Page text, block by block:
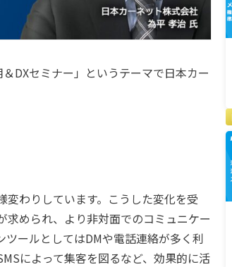
DXセミナー」というテーマで日本カー
わりしています。こうした変化を受
められ、より非対面でのコミュニケー
ールとしてはDMや電話連絡が多く利
によって集客を図るなど、効果的に活